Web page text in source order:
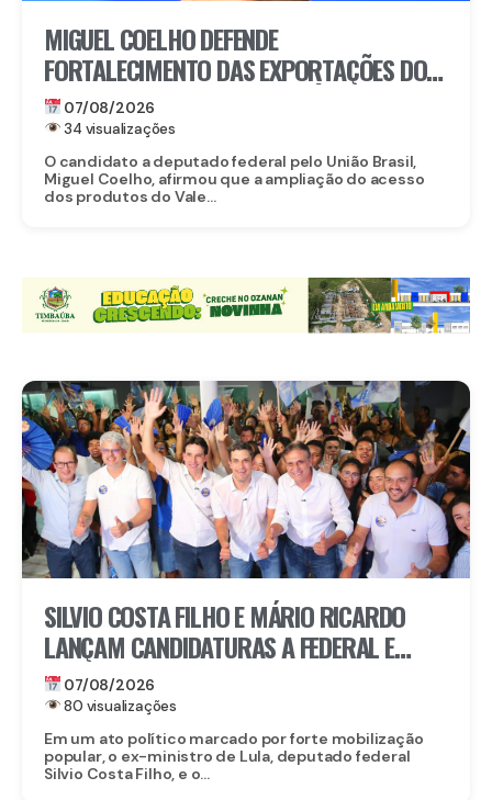
MIGUEL COELHO DEFENDE
FORTALECIMENTO DAS EXPORTAÇÕES DO
VALE DO SÃO FRANCISCO APÓS ABERTURA
DO MERCADO CHINÊS
07/08/2026
34 visualizações
O candidato a deputado federal pelo União Brasil,
Miguel Coelho, afirmou que a ampliação do acesso
dos produtos do Vale...
SILVIO COSTA FILHO E MÁRIO RICARDO
LANÇAM CANDIDATURAS A FEDERAL E
ESTADUAL EM IGARASSU COM APOIO DE
MIGUEL RICARDO
07/08/2026
80 visualizações
Em um ato político marcado por forte mobilização
popular, o ex-ministro de Lula, deputado federal
Silvio Costa Filho, e o...